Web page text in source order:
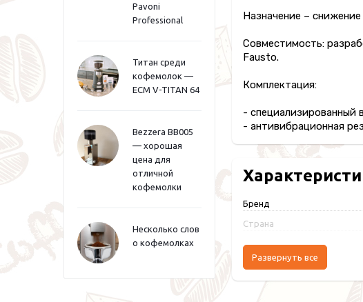
Pavoni
Professional
Титан среди
кофемолок —
ECM V-TITAN 64
Bezzera BB005
— хорошая
цена для
отличной
кофемолки
Несколько слов
о кофемолках
Назначение –
Совместимость:
Fausto.
Комплектация:
- специализированный
- антивибрационная
Бренд
Страна
Развернуть все